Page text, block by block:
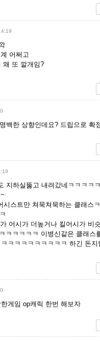
어쩌고
왜 또 깔개임?
백한 상향인데요? 드립으로 확
지하실뚫고 내려갔네ㅋㅋㅋㅋ
시스트만 쳐묵쳐묵하는 클래스
어시가 더높거나 킬어시가 비
ㅋㅋㅋㅋㅋ 이병신같은 클래스
ㅋㅋㅋㅋㅋㅋㅋㅋㅋ 하긴 돈지
게임 op캐릭 한번 해보자